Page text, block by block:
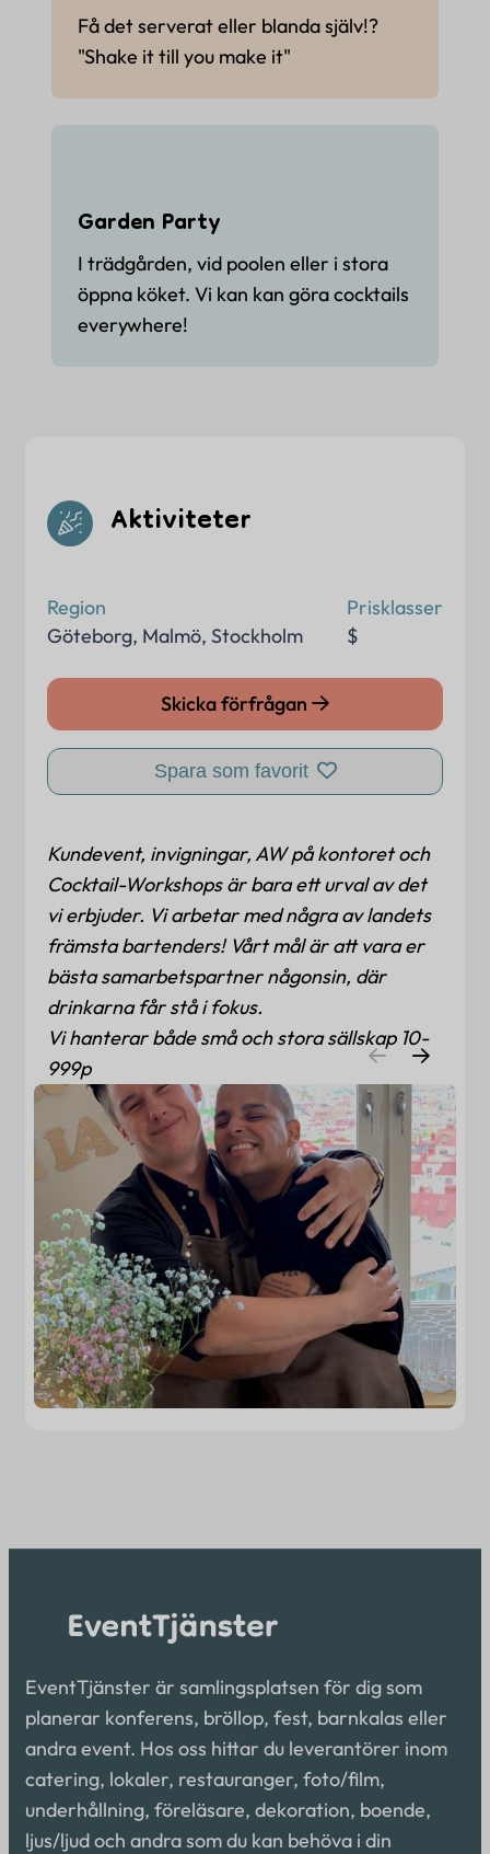
Få det serverat eller blanda själv!?
"Shake it till you make it"
Garden Party
I trädgården, vid poolen eller i stora
öppna köket. Vi kan kan göra cocktails
everywhere!
Aktiviteter
Skicka förfrågan
Spara som favorit
Region
Göteborg, Malmö, Stockholm
Prisklasser
$
Kundevent, invigningar, AW på kontoret och
Cocktail-Workshops är bara ett urval av det
vi erbjuder. Vi arbetar med några av landets
främsta bartenders! Vårt mål är att vara er
bästa samarbetspartner någonsin, där
drinkarna får stå i fokus.
Vi hanterar både små och stora sällskap 10-
999p
EventTjänster är samlingsplatsen för dig som
planerar konferens, bröllop, fest, barnkalas eller
andra event. Hos oss hittar du leverantörer inom
catering, lokaler, restauranger, foto/film,
underhållning, föreläsare, dekoration, boende,
ljus/ljud och andra som du kan behöva i din